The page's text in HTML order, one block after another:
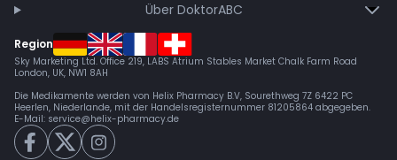
Über DoktorABC
Region
Sky Marketing Ltd. Office 219, LABS Atrium Stables Market Chalk Farm Road
London, UK, NW1 8AH
Die Medikamente werden von Helix Pharmacy B.V, Sourethweg 7Z 6422 PC
Heerlen, Niederlande, mit der Handelsregisternummer 81205864 abgegeben.
E-Mail: service@helix-pharmacy.de